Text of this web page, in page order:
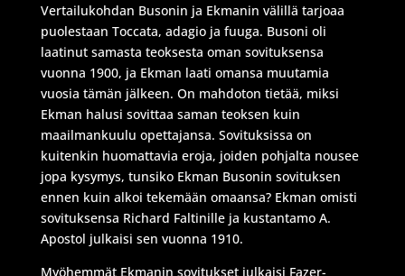
Vertailukohdan Busonin ja Ekmanin välillä tarjoaa
puolestaan Toccata, adagio ja fuuga. Busoni oli
laatinut samasta teoksesta oman sovituksensa
vuonna 1900, ja Ekman laati omansa muutamia
vuosia tämän jälkeen. On mahdoton tietää, miksi
Ekman halusi sovittaa saman teoksen kuin
maailmankuulu opettajansa. Sovituksissa on
kuitenkin huomattavia eroja, joiden pohjalta nousee
jopa kysymys, tunsiko Ekman Busonin sovituksen
ennen kuin alkoi tekemään omaansa? Ekman omisti
sovituksensa Richard Faltinille ja kustantamo A.
Apostol julkaisi sen vuonna 1910.
Myöhemmät Ekmanin sovitukset julkaisi Fazer-